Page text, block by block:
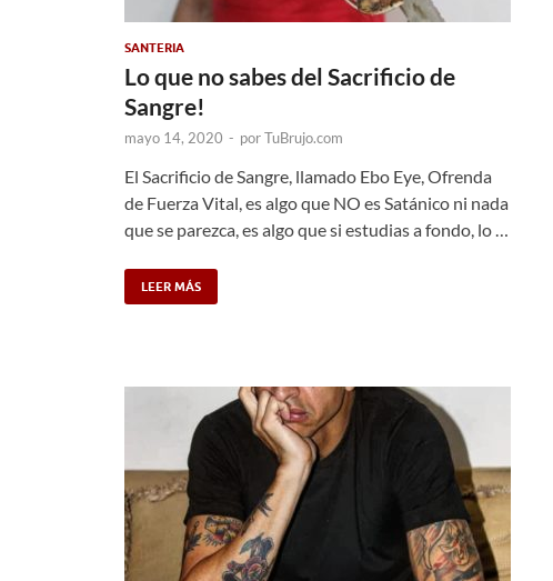
SANTERIA
Lo que no sabes del Sacrificio de
Sangre!
mayo 14, 2020 - porTuBrujo.com
El Sacrificio de Sangre, llamado Ebo Eye, Ofrenda
de Fuerza Vital, es algo que NO es Satánico ni nada
que se parezca, es algo que si estudias a fondo, lo …
LEER MÁS